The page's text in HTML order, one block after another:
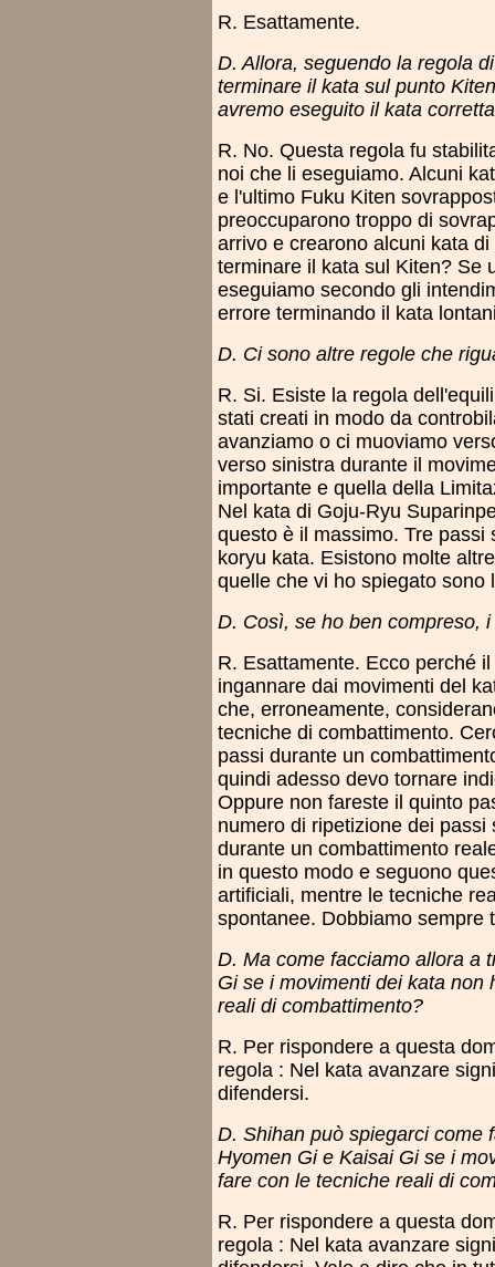
R. Esattamente.
D. Allora, seguendo la regola
terminare il kata sul punto
avremo eseguito il kata
R. No. Questa regola fu
noi che li eseguiamo. Alcuni
e l'ultimo Fuku Kiten
preoccuparono troppo di
arrivo e crearono alcuni kata
terminare il kata sul Kiten? Se
eseguiamo secondo gli
errore terminando il kata
D. Ci sono altre regole che
R. Si. Esiste la regola
stati creati in modo da
avanziamo o ci muoviamo
verso sinistra durante il
importante e quella della
Nel kata di Goju-Ryu
questo è il massimo. Tre
koryu kata. Esistono molte
quelle che vi ho spiegato sono
D. Così, se ho ben compreso,
R. Esattamente. Ecco perché
ingannare dai movimenti del
che, erroneamente,
tecniche di combattimento.
passi durante un
quindi adesso devo tornare
Oppure non fareste il quinto
numero di ripetizione dei
durante un combattimento
in questo modo e seguono
artificiali, mentre le tecniche
spontanee. Dobbiamo sempre
D. Ma come facciamo allora a
Gi se i movimenti dei kata non
reali di combattimento?
R. Per rispondere a questa
regola : Nel kata avanzare
difendersi.
D. Shihan può spiegarci come
Hyomen Gi e Kaisai Gi se i
fare con le tecniche reali di
R. Per rispondere a questa
regola : Nel kata avanzare